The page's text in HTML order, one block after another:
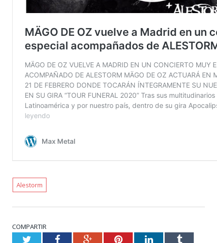
Alestorm
COMPARTIR
TwitterFacebookGoogle+PinterestLinkedInTumblr